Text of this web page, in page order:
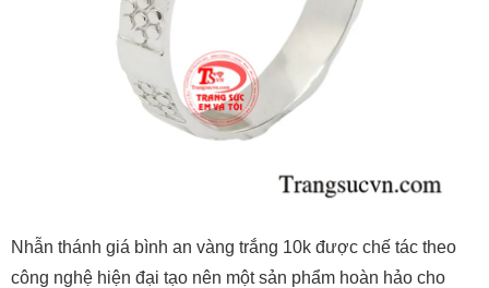
Nhẫn thánh giá bình an vàng trắng 10k được chế tác theo
công nghệ hiện đại tạo nên một sản phẩm hoàn hảo cho